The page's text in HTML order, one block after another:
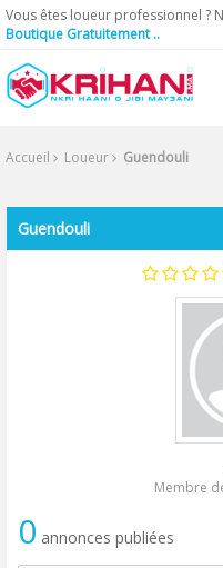
Vous êtes loueur professionnel ?
Boutique Gratuitement ..
Accueil Loueur Guendouli
Guendouli
Membre
0 annonces publiées